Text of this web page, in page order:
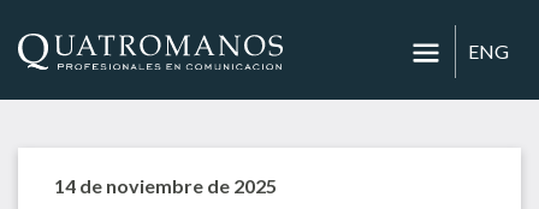
ENG
14 de noviembre de 2025